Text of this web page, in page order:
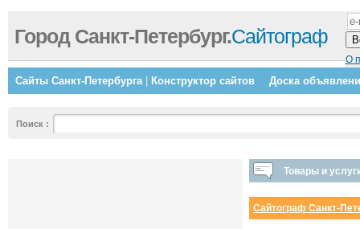
О
Город Санкт-Петербург.Сайтограф
Сайты Санкт-Петербурга| Конструктор сайтов Доска
Поиск :
Товары и
Сайтограф Санкт-